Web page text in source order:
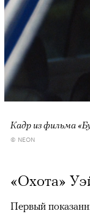
Кадр из фильма
© NEON
«Охота»
Первый